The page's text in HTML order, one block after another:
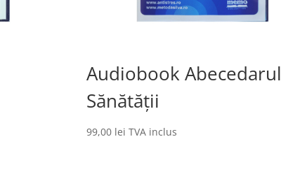
Audiobook Abecedarul
Sănătății
99,00 lei TVA inclus